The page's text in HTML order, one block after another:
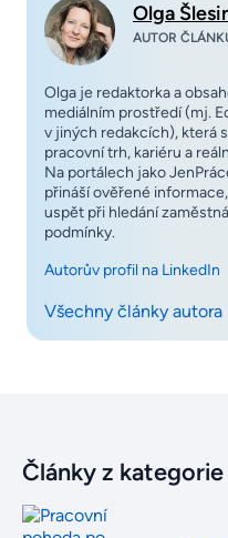
Olga
AUTOR
Olga je redaktorka a
mediálním prostředí (mj.
v jiných redakcích), která
pracovní trh, kariéru a
Na portálech jako
přináší ověřené
uspět při hledání
podmínky.
Autorův profil na LinkedIn
Všechny články autora
Články z kategorie